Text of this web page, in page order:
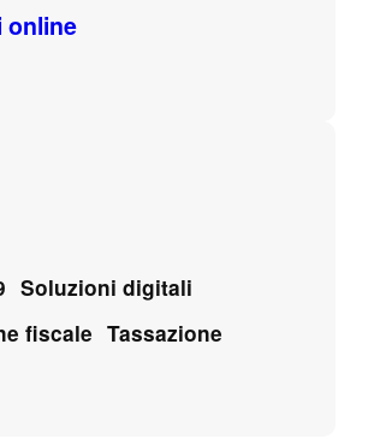
online
Soluzioni digitali
fiscale Tassazione